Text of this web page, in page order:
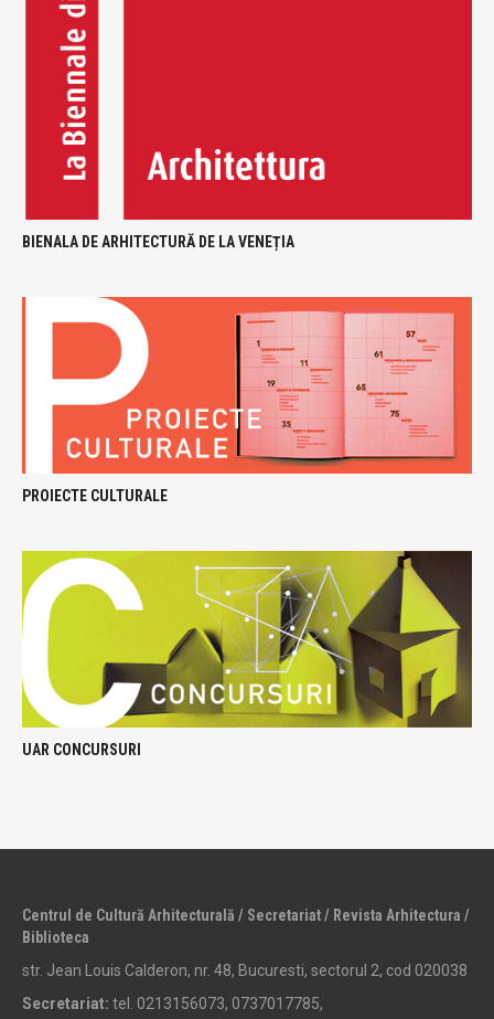
BIENALA DE ARHITECTURĂ DE LA VENEȚIA
PROIECTE CULTURALE
UAR CONCURSURI
Centrul de Cultură Arhitecturală / Secretariat / Revista Arhitectura /
Biblioteca
str. Jean Louis Calderon, nr. 48, Bucuresti, sectorul 2, cod 020038
Secretariat: tel. 0213156073, 0737017785,